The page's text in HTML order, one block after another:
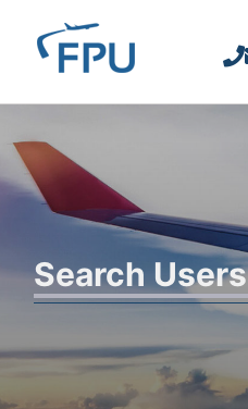
Search Users